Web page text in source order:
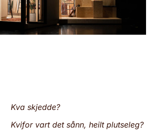
Kva skjedde?
Kvifor vart det sånn, heilt plutseleg?